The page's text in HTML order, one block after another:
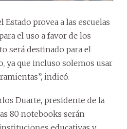
Estado provea a las escuelas
el uso a favor de los
será destinado para el
ya que incluso solemos usar
indicó.
Duarte, presidente de la
80 notebooks serán